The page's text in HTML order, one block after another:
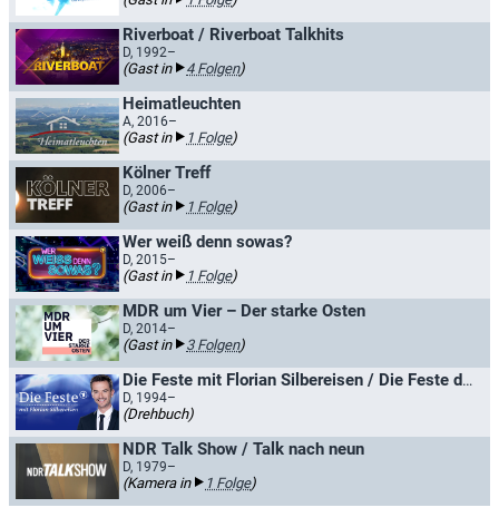
Riverboat / Riverboat Talkhits
D, 1992–
(Gast in 4 Folgen)
Heimatleuchten
A, 2016–
(Gast in 1 Folge)
Kölner Treff
D, 2006–
(Gast in 1 Folge)
Wer weiß denn sowas?
D, 2015–
(Gast in 1 Folge)
MDR um Vier – Der starke Osten
D, 2014–
(Gast in 3 Folgen)
Die Feste mit Florian Silbereisen / Die Feste der Volksmusik
D, 1994–
(Drehbuch)
NDR Talk Show / Talk nach neun
D, 1979–
(Kamera in 1 Folge)